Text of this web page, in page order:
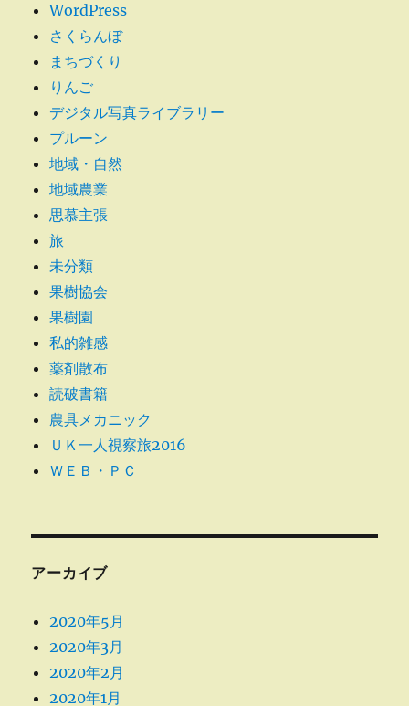
WordPress
さくらんぼ
まちづくり
りんご
デジタル写真ライブラリー
プルーン
地域・自然
地域農業
思慕主張
旅
未分類
果樹協会
果樹園
私的雑感
薬剤散布
読破書籍
農具メカニック
ＵＫ一人視察旅2016
ＷＥＢ・ＰＣ
アーカイブ
2020年5月
2020年3月
2020年2月
2020年1月